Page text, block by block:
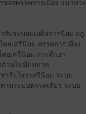
องพรรคการเมือง แนวทาง
กับระบอบเผด็จการนิยม กฎ
เสรีนิยม พรรคการเมือง
ยเสรีนิยม การศึกษา
ค้านไม่มีบทบาท
าธิปไตยเสรีนิยม ระบบ
ามระบบพรรคเดียว ระบบ